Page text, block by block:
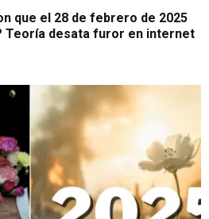
que el 28 de febrero de 2025
Teoría desata furor en internet